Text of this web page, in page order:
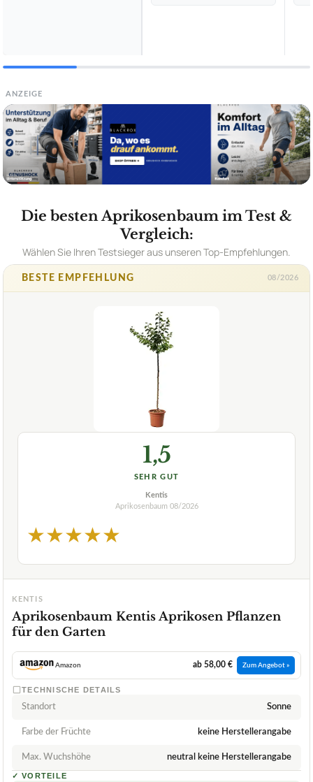
ANZEIGE
Die besten Aprikosenbaum im Test &
Vergleich:
Wählen Sie Ihren Testsieger aus unseren Top-Empfehlungen.
BESTE EMPFEHLUNG 08/2026
1,5
SEHR GUT
Kentis
Aprikosenbaum 08/2026
★★★★★
KENTIS
Aprikosenbaum Kentis Aprikosen Pflanzen
für den Garten
Amazon ab 58,00 € Zum Angebot »
TECHNISCHE DETAILS
Standort Sonne
Farbe der Früchte keine Herstellerangabe
Max. Wuchshöhe neutral keine Herstellerangabe
✓ VORTEILE